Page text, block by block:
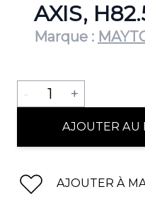
AXIS,
Marque :
Quantité
- 1 +
AJOUTER AU
AJOUTER À